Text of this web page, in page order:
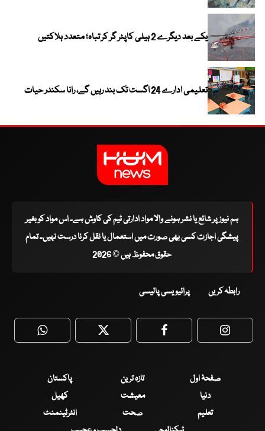
یکے بعد دیگرے 2 ہیلی کاپٹر گر کر تباہ؛ متعدد ہلاکتیں
تعلیمی ادارے 24 اگست تک بند رہیں گے، رانا سکندر حیات
ہم نیوز پر شائع یا نشر ہونے والا مواد ادارتی ٹیم کی کاوش ہے۔ اس مواد کو بغیر
پیشگی اجازت کسی بھی صورت میں استعمال یا نقل کرنا درست نہیں۔ تمام
حقوق محفوظ ہیں © 2026
رابطہ کریں پرائیویسی پالیسی
WhatsApp Twitter Facebook
صفحۂ اول تازہ ترین
پاکستان
دنیا
معیشت
کھیل
تعلیم
صحت
انٹرٹینمنٹ